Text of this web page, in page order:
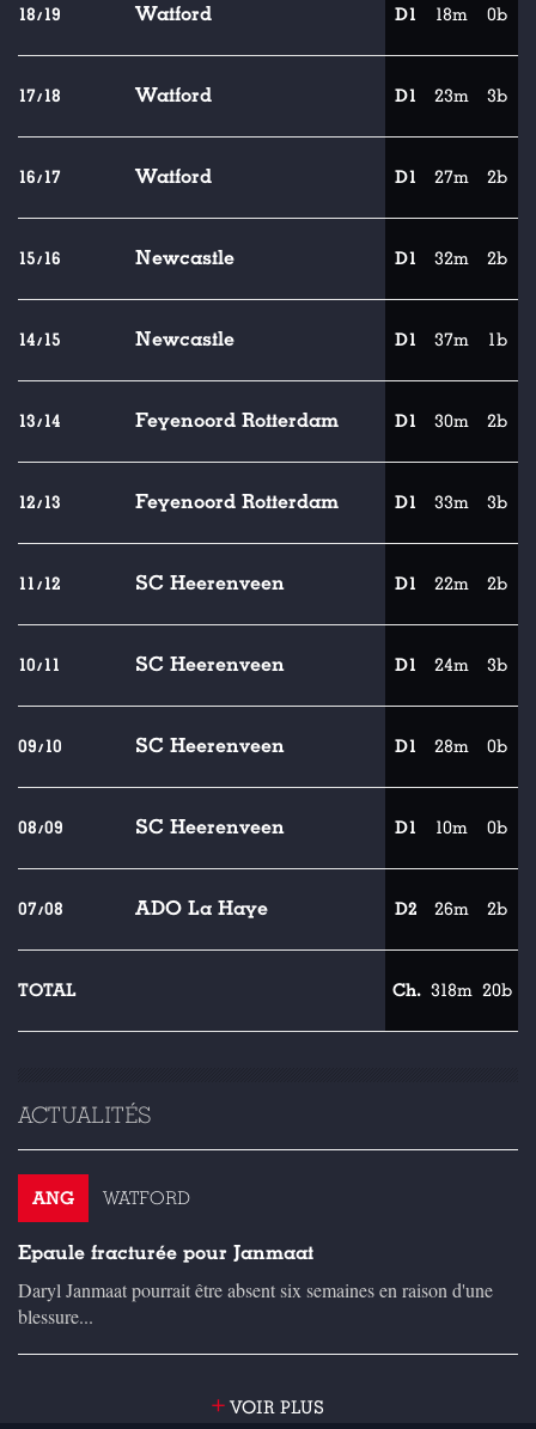
18/19 Watford D1 18m 0b
17/18 Watford D1 23m 3b
16/17 Watford D1 27m 2b
15/16 Newcastle D1 32m 2b
14/15 Newcastle D1 37m 1b
13/14 Feyenoord Rotterdam D1 30m 2b
12/13 Feyenoord Rotterdam D1 33m 3b
11/12 SC Heerenveen D1 22m 2b
10/11 SC Heerenveen D1 24m 3b
09/10 SC Heerenveen D1 28m 0b
08/09 SC Heerenveen D1 10m 0b
07/08 ADO La Haye D2 26m 2b
TOTAL Ch. 318m 20b
ACTUALITÉS
ANG WATFORD
Epaule fracturée pour Janmaat
Daryl Janmaat pourrait être absent six semaines en raison d'une
blessure...
+ VOIR PLUS